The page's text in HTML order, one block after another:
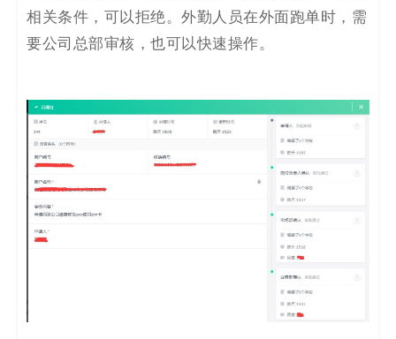
相关条件，可以拒绝。外勤人员在外面跑单时，需
要公司总部审核，也可以快速操作。